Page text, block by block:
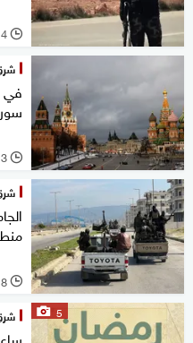
l
14
في
l
13
l 8 مارس 2025
5